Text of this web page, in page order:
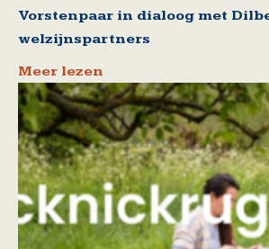
Vorstenpaar in dialoog met
welzijnspartners
Meer lezen